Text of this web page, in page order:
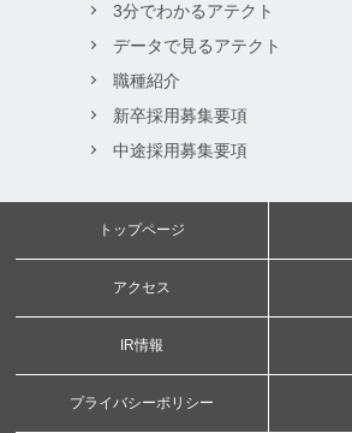
3分でわかるアテクト
データで見るアテクト
職種紹介
新卒採用募集要項
中途採用募集要項
トップページ
アクセス
IR情報
プライバシーポリシー